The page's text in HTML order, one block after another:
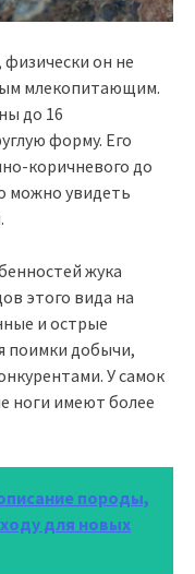
физически он не
млекопитающим.
до 16
форму. Его
коричневого до
можно увидеть
жука
этого вида на
и острые
поимки добычи,
У самок
ноги имеют более
породы,
для новых